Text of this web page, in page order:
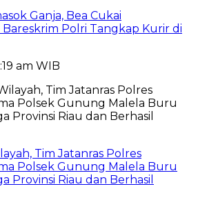
Ganja, Bea Cukai
Polri Tangkap Kurir di
am WIB
Tim Jatanras Polres
Polsek Gunung Malela Buru
Provinsi Riau dan Berhasil